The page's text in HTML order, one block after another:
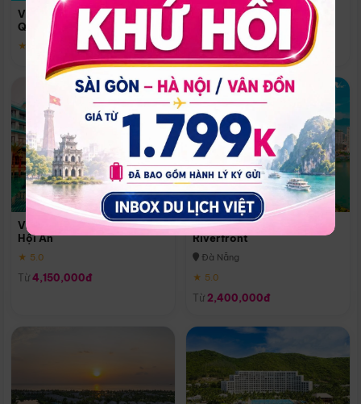
Vinpearl Resort & Spa Phu
Quoc
★ 5.0
Quoc
Phú Quốc
★ 5.0
Vinpearl Resort & Golf Nam
Hội An
★ 5.0
Từ 4,150,000đ
Melia Vinpearl Danang
Riverfront
Đà Nẵng
★ 5.0
Từ 2,400,000đ